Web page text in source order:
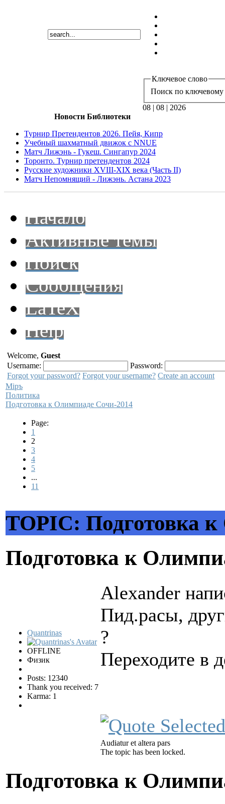
Ключевое слово
Поиск по ключевому
08 | 08 | 2026
Новости Библиотеки
Турнир Претендентов 2026. Пейя, Кипр
Учебный шахматный движок с NNUE
Матч Лижэнь - Гукеш. Сингапур 2024
Торонто. Турнир претендентов 2024
Русские художники XVIII-XIX века (Часть II)
Матч Непомнящий - Лижэнь. Астана 2023
Начало
Активные темы
Поиск
Сообщения
LaTeX
Help
Welcome, Guest
Username:
Password:
Forgot your password? Forgot your username? Create an account
Мiръ
Политика
Подготовка к Олимпиаде Сочи-2014
Page:
1
2
3
4
5
...
11
TOPIC: Подготовка
Подготовка к
Quantrinas
OFFLINE
Физик
Posts: 12340
Thank you received: 7
Karma: 1
Alexander
Пид.расы,
?
Переходите в
Audiatur et altera pars
The topic has been locked.
Подготовка к